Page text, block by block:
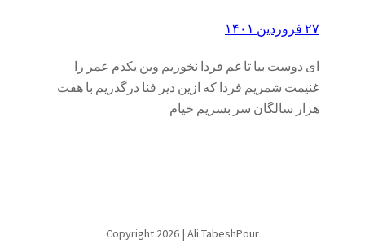
۲۷ فروردین ۱۴۰۱
ای دوست بیا تا غم فردا نخوریم وین یکدم عمر را
غنیمت شمریم فردا که ازین دیر فنا درگذریم با هفت
هزار سالگان سر بسریم خیام
Copyright 2026 | Ali TabeshPour